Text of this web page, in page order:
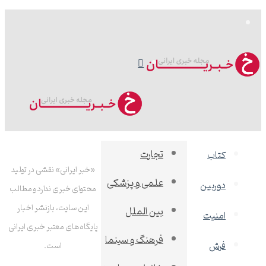
جستجو
برای
کتاب
دوربین
امنیت
فرش
تجارت
علمی و پزشکی
بین الملل
فرهنگ و سینما
«خبر ایرانی» نقشی در تولید
محتوای خبری ندارد و مطالب
این سایت، بازنشر اخبار
پایگاه‌های معتبر خبری ایرانی
است.